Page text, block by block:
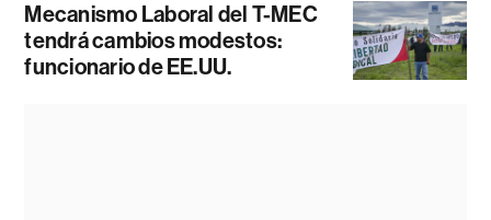
Mecanismo Laboral del T-MEC
tendrá cambios modestos:
funcionario de EE.UU.